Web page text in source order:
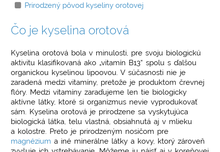
VEREJNOSŤ
VÝROBCA
ÚČINKOV
Prirodzený pôvod kyseliny orotovej
Čo je kyselina orotová
Kyselina orotová bola v minulosti, pre svoju biologickú
aktivitu klasifikovaná ako „vitamín B13“ spolu s ďalšou
organickou kyselinou lipoovou. V súčasnosti nie je
zaradená medzi vitamíny, pretože je produktom črevnej
flóry. Medzi vitamíny zaraďujeme len tie biologicky
aktívne látky, ktoré si organizmus nevie vyprodukovať
sám. Kyselina orotová je prirodzene sa vyskytujúca
biologická látka, telu vlastná, obsiahnutá aj v mlieku
a kolostre. Preto je prirodzeným nosičom pre
magnézium a iné minerálne látky a kovy, ktorý zároveň